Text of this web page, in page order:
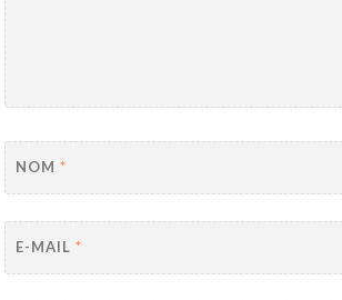
NOM*
E-MAIL*